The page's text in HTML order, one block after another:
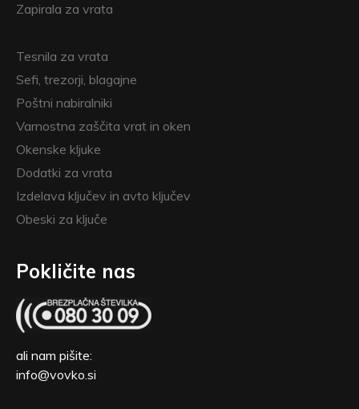
Zapirala za vrata
Tesnila za vrata
Sefi, trezorji, blagajne
Poštni nabiralniki
Varnostna zaščita vrat in oken
Okenske kljuke
Dodatki za vrata
Izdelava ključev in avto ključev
Obeski za ključe
Pokličite nas
ali nam pišite:
info@vovko.si